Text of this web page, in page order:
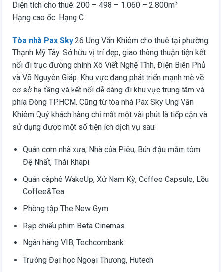
Diện tích cho thuê: 200 – 498 – 1.060 – 2.800m²
Hạng cao ốc: Hạng C
Tòa nhà Pax Sky 26 Ung Văn Khiêm cho thuê tại phường
Thạnh Mỹ Tây. Sở hữu vị trí đẹp, giao thông thuận tiện kết
nối đi trục đường chính Xô Viết Nghệ Tĩnh, Điện Biên Phủ
và Võ Nguyên Giáp. Khu vực đang phát triển mạnh mẽ về
cơ sở hạ tầng và kết nối dễ dàng đi khu vực trung tâm và
phía Đông TP.HCM. Cũng từ tòa nhà Pax Sky Ung Văn
Khiêm Quý khách hàng chỉ mất một vài phút là tiếp cận và
sử dụng được một số tiện ích dịch vụ sau:
Quán cơm nhà xưa, Nhà của Piêu, Bún đậu mắm tôm
Đệ Nhất, Thái Khapi
Quán càphê WakeUp, Xứ Nam Kỳ, Coffee Capsule, Lều
Coffee&Tea
Phòng tập The New Gym
Rạp chiếu phim Beta Cinemas
Ngân hàng VIB, Techcombank
Trường Đại học Ngoại Thương, Hutech